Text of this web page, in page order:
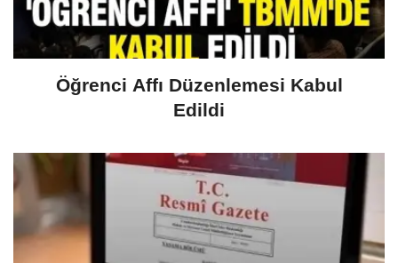
Öğrenci Affı Düzenlemesi Kabul
Edildi